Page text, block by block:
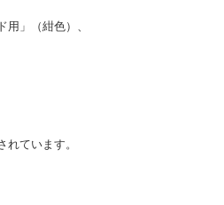
」（紺色）、
ています。